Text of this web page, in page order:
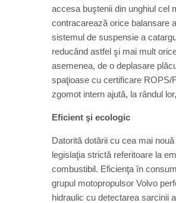
accesa buştenii din unghiul cel
contracarează orice balansare
sistemul de suspensie a
reducând astfel şi mai mult
asemenea, de o deplasare
spaţioase cu certificare ROPS/
zgomot intern ajută, la rândul
Eficient şi ecologic
Datorită dotării cu cea mai
legislaţia strictă referitoare la
combustibil. Eficienţa în
grupul motopropulsor Volvo
hidraulic cu detectarea sarcinii